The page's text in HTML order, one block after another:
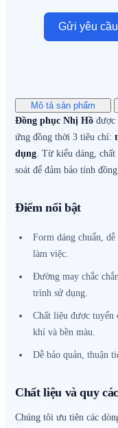
Gửi yêu
Mô tả sản phẩm
Đồng phục Nhị Hồ được
ứng đồng thời 3 tiêu chí:
dụng. Từ kiểu dáng,
soát để đảm bảo tính
Điểm nổi bật
Form dáng chuẩn,
làm việc.
Đường may chắc
trình sử dụng.
Chất liệu được tuyển
khí và bền màu.
Dễ bảo quản, thuận
Chất liệu và quy
Chúng tôi ưu tiên các